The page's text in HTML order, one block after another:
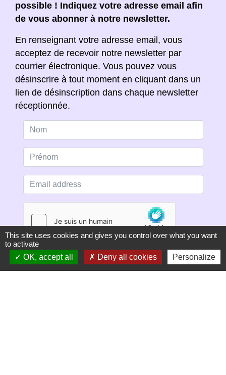
possible ! Indiquez votre adresse email afin
de vous abonner à notre newsletter.
En renseignant votre adresse email, vous
acceptez de recevoir notre newsletter par
courrier électronique. Vous pouvez vous
désinscrire à tout moment en cliquant dans un
lien de désinscription dans chaque newsletter
réceptionnée.
S'ABONNER
This site uses cookies and gives you control over what you want
to activate
OK, accept all
Deny all cookies Personalize